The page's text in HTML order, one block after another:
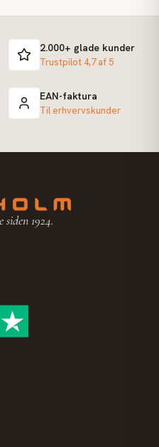
2.000+ glade kunder
Trustpilot 4,7 af 5
EAN-faktura
Til erhvervskunder
1924.